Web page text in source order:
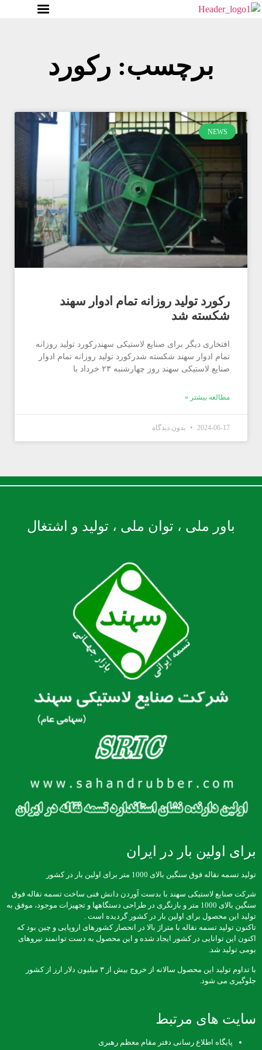
برچسب: رکورد
NEWS
رکورد تولید روزانه تمام ادوار سهند
شکسته شد
افتخاری دیگر برای صنایع لاستیکی سهندرکورد تولید روزانه
تمام ادوار سهند شکسته شدرکورد تولید روزانه تمام ادوار
صنایع لاستیکی سهند روز چهارشنبه ۲۳ خرداد با
مطالعه بیشتر »
2024-06-17 بدون دیدگاه
باور ملی ، توان ملی ، تولید و اشتغال
برای اولین بار در ایران
تولید تسمه نقاله فوق سنگین بالای 1000 متر برای اولین بار در کشور
شرکت صنایع لاستیکی سهند با بدست آوردن دانش فنی ساخت تسمه نقاله فوق
سنگین بالای 1000 متر و بازنگری در طراحی دستگاهها و تجهیزات موجود، موفق به
تولید این محصول برای اولین بار در کشور گردیده است .
تاکنون تولید تسمه نقاله با متراژ بالا در انحصار کشورهای اروپایی و چین بود که
اکنون این توانایی در کشور ایجاد شده و این محصول به دست توانمند نیروهای
بومی تولید شد.
با تداوم تولید این محصول سالانه از خروج بیش از ۳ میلیون دلار ارز از کشور
جلوگیری می شود.
سایت های مرتبط
پایگاه اطلاع رسانی دفتر مقام معظم رهبری